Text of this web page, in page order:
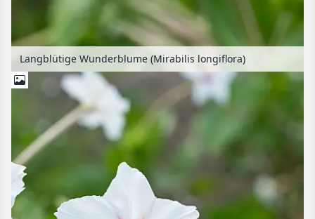
Langblütige Wunderblume (Mirabilis longiflora)